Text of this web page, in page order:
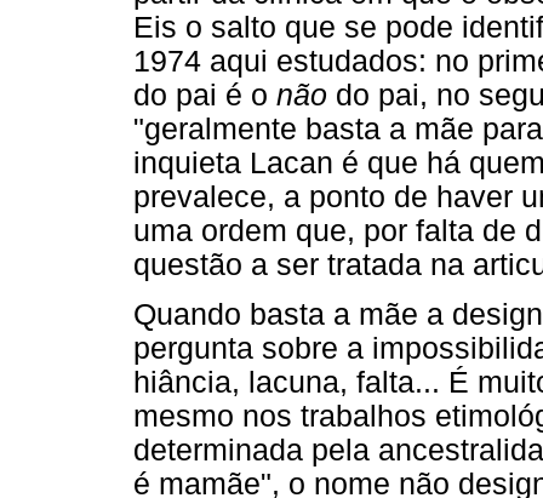
Eis o salto que se pode
1974 aqui estudados: no
do pai é o não do pai, no
"geralmente basta a mãe
inquieta Lacan é que há
prevalece, a ponto de haver
uma ordem que, por falta de
questão a ser tratada na
Quando basta a mãe a
pergunta sobre a
hiância, lacuna, falta... É
mesmo nos trabalhos
determinada pela
é mamãe", o nome não